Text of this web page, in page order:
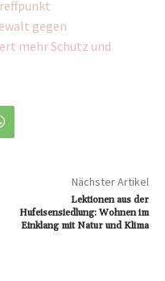
gegen
mehr Schutz und
Nächster Artikel
Lektionen aus der
Hufeisensiedlung: Wohnen im
Einklang mit Natur und Klima